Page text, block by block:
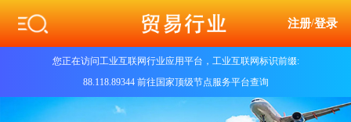
注册/登录
您正在访问工业互联网行业应用平台，工业互联网标识前缀:
88.118.89344 前往国家顶级节点服务平台查询